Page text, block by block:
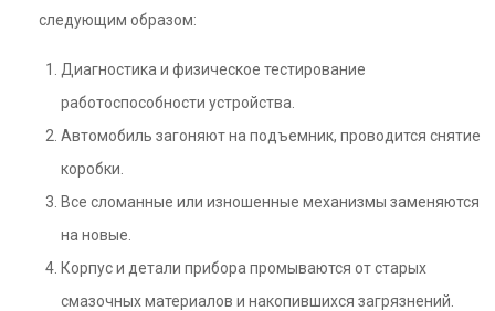
следующим образом:
Диагностика и физическое тестирование
работоспособности устройства.
Автомобиль загоняют на подъемник, проводится снятие
коробки.
Все сломанные или изношенные механизмы заменяются
на новые.
Корпус и детали прибора промываются от старых
смазочных материалов и накопившихся загрязнений.